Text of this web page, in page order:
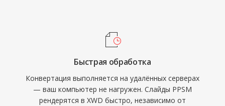
Быстрая обработка
Конвертация выполняется на удалённых серверах
— ваш компьютер не нагружен. Слайды PPSM
рендерятся в XWD быстро, независимо от